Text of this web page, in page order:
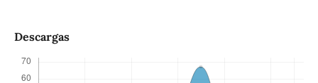
Descargas